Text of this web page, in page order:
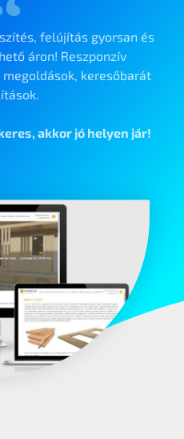
felújítás gyorsan és
áron! Reszponzív
keresőbarát
akkor jó helyen jár!